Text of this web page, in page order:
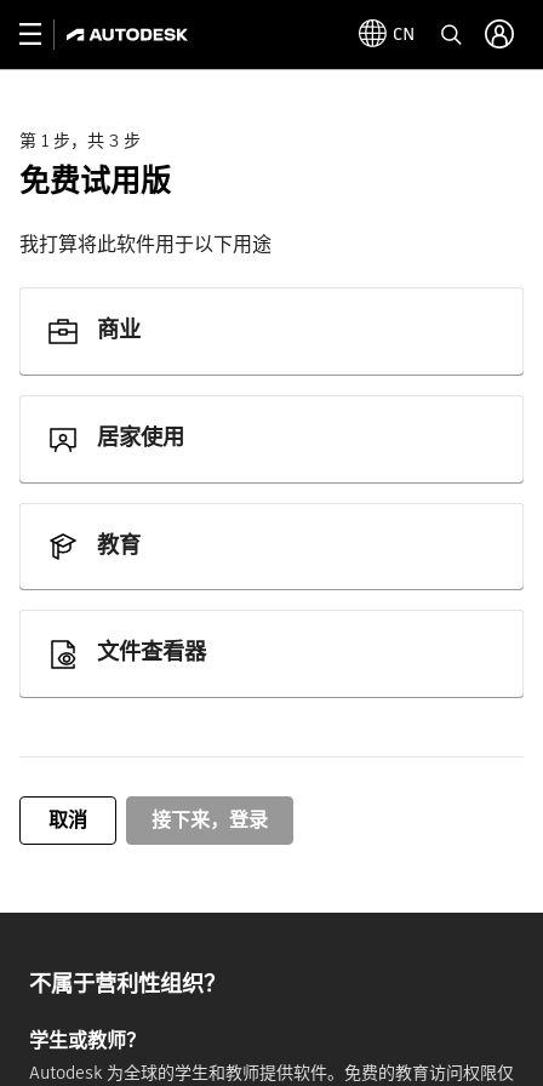
CN
第 1 步，共 3 步
免费试用版
我打算将此软件用于以下用途
商业
居家使用
教育
文件查看器
取消 接下来，登录
不属于营利性组织？
学生或教师？
Autodesk 为全球的学生和教师提供软件。免费的教育访问权限仅